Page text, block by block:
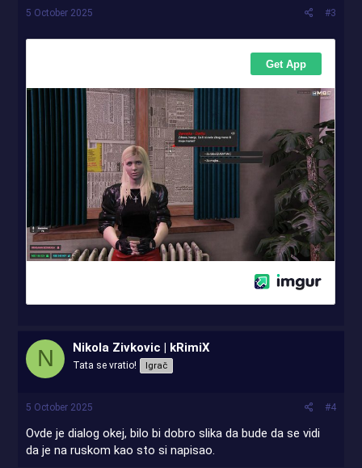
5 October 2025 #3
N Nikola Zivkovic | kRimiX
Tata se vratio! Igrač
5 October 2025 #4
Ovde je dialog okej, bilo bi dobro slika da bude da se vidi
da je na ruskom kao sto si napisao.